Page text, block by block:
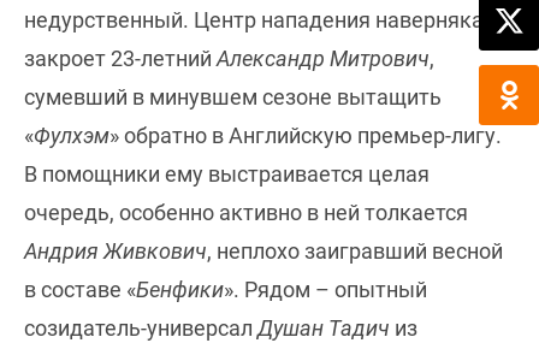
недурственный. Центр нападения наверняка
закроет 23-летнийАлександр Митрович,
сумевший в минувшем сезоне вытащить
«Фулхэм» обратно в Английскую премьер-лигу.
В помощники ему выстраивается целая
очередь, особенно активно в ней толкается
Андрия Живкович, неплохо заигравший весной
в составе «Бенфики». Рядом – опытный
созидатель-универсалДушан Тадич из